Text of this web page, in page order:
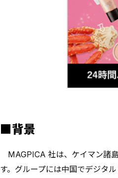
■背景
MAGPICA 社は、ケイマン諸
す。グループには中国でデジタ